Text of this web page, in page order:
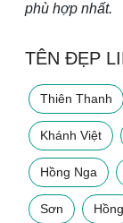
phù hợp nhất.
TÊN ĐẸP
Thiên Thanh
Khánh Việt
Hồng Nga
Sơn Hồng